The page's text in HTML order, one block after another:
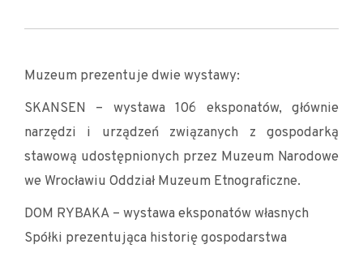
Muzeum prezentuje dwie wystawy:
SKANSEN – wystawa 106 eksponatów, głównie
narzędzi i urządzeń związanych z gospodarką
stawową udostępnionych przez Muzeum Narodowe
we Wrocławiu Oddział Muzeum Etnograficzne.
DOM RYBAKA – wystawa eksponatów własnych
Spółki prezentująca historię gospodarstwa